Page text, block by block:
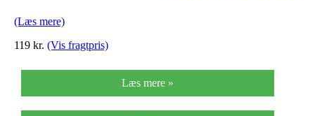
(Læs mere)
119 kr. (Vis fragtpris)
Læs mere »